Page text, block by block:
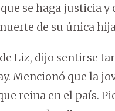
se haga justicia
de su única
Liz, dijo sentirse
Mencionó que la
reina en el país.